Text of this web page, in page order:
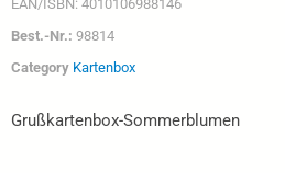
EAN/ISBN: 4010106988146
Best.-Nr.: 98814
Category Kartenbox
Grußkartenbox-Sommerblumen